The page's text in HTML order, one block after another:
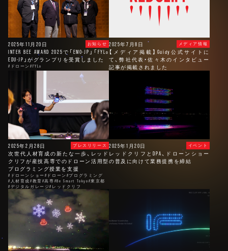
2025年11月20日 お知らせ
INTER BEE AWARD 2025で「EMO-JP」「FYLo
EDU-JP」がグランプリを受賞しました
#ドローン#FYLo
2025年7月8日 メディア情報
【メディア掲載】Guidy公式サイトに
て、弊社代表・佐々木のインタビュー
記事が掲載されました
2025年2月28日 プレスリリース
次世代人材育成の新たな一歩、レッド
クリフが産技高専でのドローン活用型
プログラミング授業を支援
#ドローンショー#ドローン#プログラミング
#人材育成#教育#高専#Be Smart Tokyo#東京都
#デジタルガレージ#レッドクリフ
2025年1月20日 イベント
レッドクリフとDPA、ドローンショー
の普及に向けて業務提携を締結